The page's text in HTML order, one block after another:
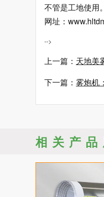
不管是工地使用
网址：
-->
上一篇： 天地美
下一篇： 雾炮机
相关产品